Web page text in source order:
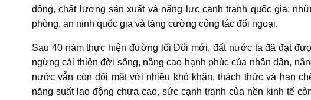
động, chất lượng sản xuất và năng lực cạnh tranh quốc gia;
phòng, an ninh quốc gia và tăng cường công tác đối ngoại.
Sau 40 năm thực hiện đường lối Đổi mới, đất nước ta đã đạt
ngừng cải thiện đời sống, nâng cao hạnh phúc của nhân dân,
nước vẫn còn đối mặt với nhiều khó khăn, thách thức và hạn
năng suất lao động chưa cao, sức cạnh tranh của nền kinh tế